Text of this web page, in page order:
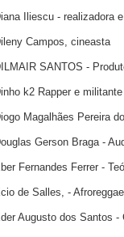
Iliescu - realizadora
Campos, cineasta
SANTOS -
k2 Rapper e
Magalhães Pereira
Gerson Braga -
Fernandes Ferrer -
de Salles, - Afroreggae
Augusto dos Santos -